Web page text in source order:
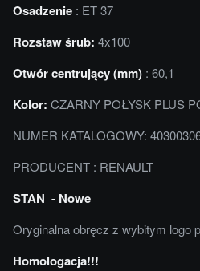
Osadzenie : ET 37
Rozstaw śrub: 4x100
Otwór centrujący (mm) : 60,1
Kolor: CZARNY POŁYSK PLUS
NUMER KATALOGOWY:
PRODUCENT : RENAULT
STAN - Nowe
Oryginalna obręcz z wybitym logo
Homologacja!!!